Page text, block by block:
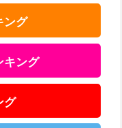
ング
ング
グ